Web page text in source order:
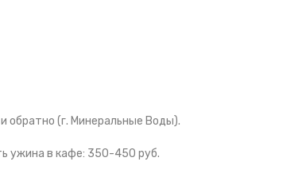
обратно (г. Минеральные Воды).
ужина в кафе: 350-450 руб.